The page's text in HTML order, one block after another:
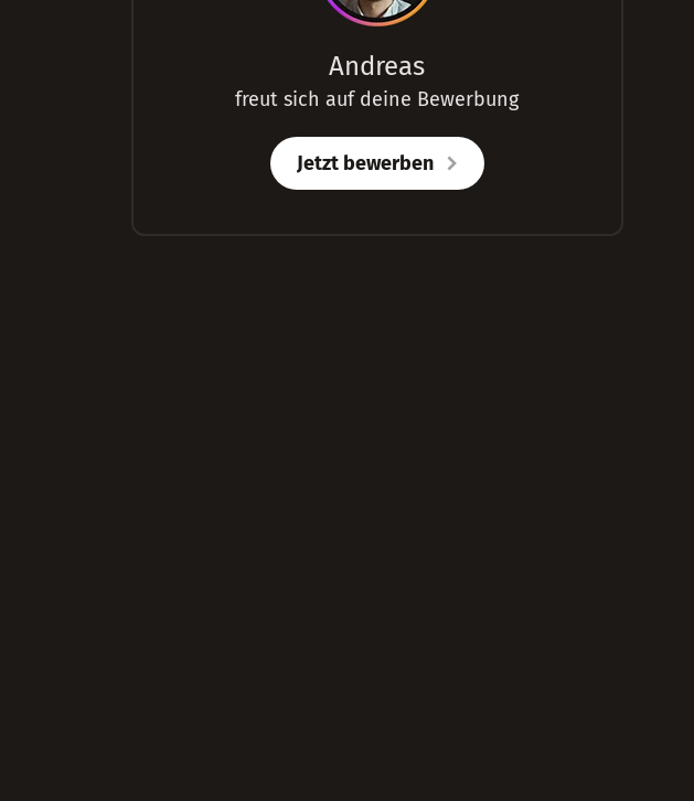
Andreas
freut sich auf deine Bewerbung
Jetzt bewerben